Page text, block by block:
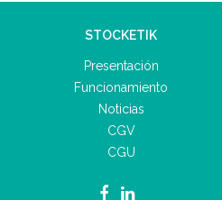
STOCKETIK
Presentación
Funcionamiento
Noticias
CGV
CGU